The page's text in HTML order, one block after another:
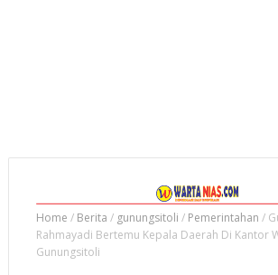
Home / Berita / gunungsitoli / Pemerintahan /
Rahmayadi Bertemu Kepala Daerah Di Kantor
Gunungsitoli